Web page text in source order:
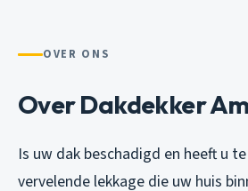
OVER ONS
Over Dakdekker
Is uw dak beschadigd en heeft u
vervelende lekkage die uw huis